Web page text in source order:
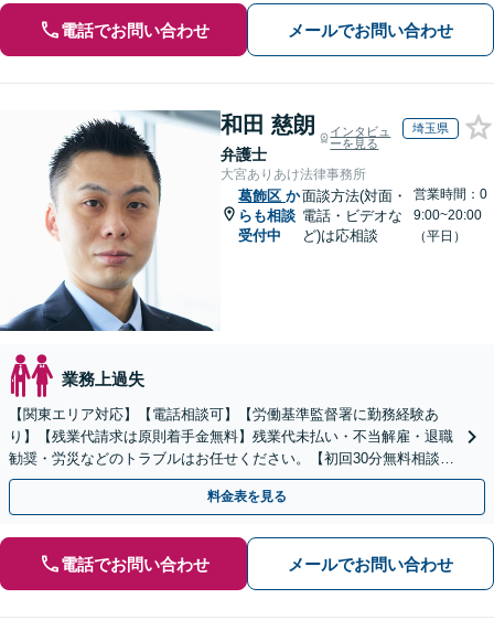
電話でお問い合わせ メールでお問い合わせ
和田 慈朗
弁護士
インタビュ
ーを見る
埼玉県
大宮ありあけ法律事務所
葛飾区 か
らも相談
受付中
面談方法(対面・
電話・ビデオな
ど)は応相談
営業時間：0
9:00~20:00
（平日）
業務上過失
【関東エリア対応】【電話相談可】【労働基準監督署に勤務経験あ
り】【残業代請求は原則着手金無料】残業代未払い・不当解雇・退職
勧奨・労災などのトラブルはお任せください。【初回30分無料相談】
ご依頼後はLINE・メールなどでの対応も可能です。
料金表を見る
電話でお問い合わせ メールでお問い合わせ